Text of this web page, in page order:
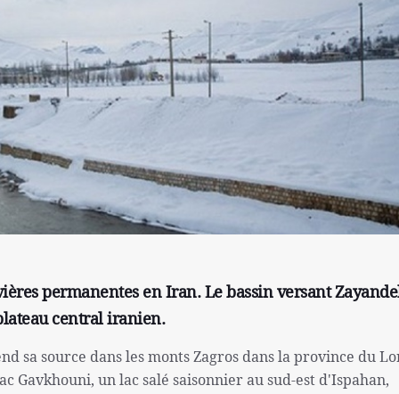
permanentes en Iran. Le bassin versant
central iranien.
sa source dans les monts Zagros dans la province du
Gavkhouni, un lac salé saisonnier au sud-est d'Ispahan,